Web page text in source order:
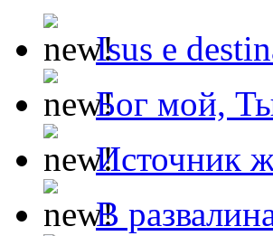
Isus e
Бог мой,
Источник
В